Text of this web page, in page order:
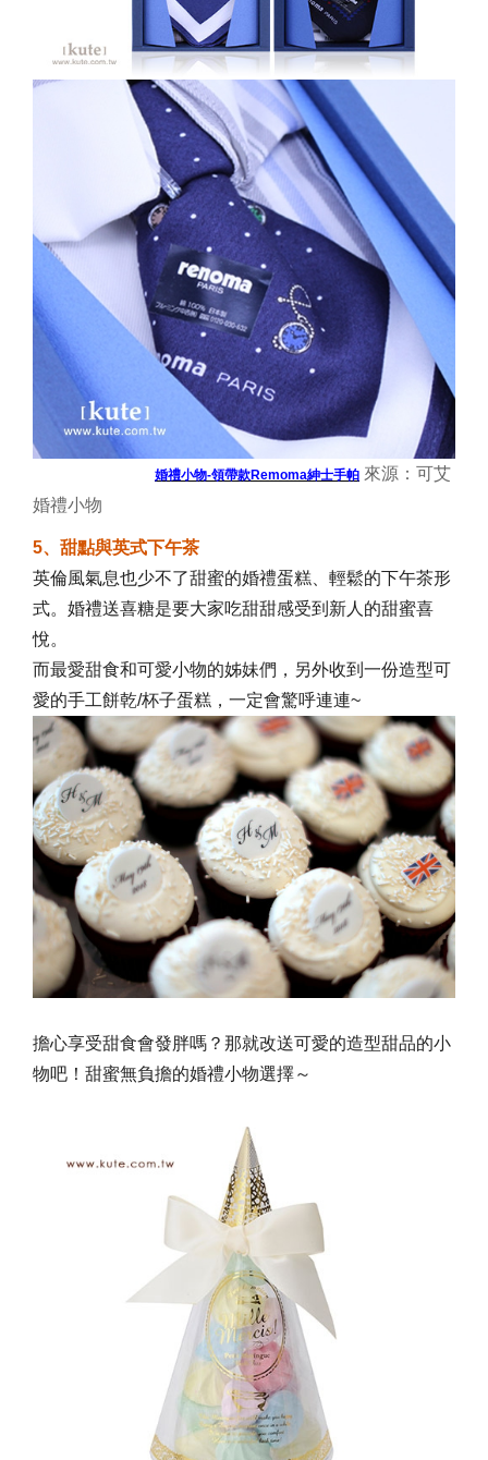
婚禮小物-領帶款Remoma紳士手帕 來源：可艾
婚禮小物
5、甜點與英式下午茶
英倫風氣息也少不了甜蜜的婚禮蛋糕、輕鬆的下午茶形
式。婚禮送喜糖是要大家吃甜甜感受到新人的甜蜜喜
悅。
而最愛甜食和可愛小物的姊妹們，另外收到一份造型可
愛的手工餅乾/杯子蛋糕，一定會驚呼連連~
擔心享受甜食會發胖嗎？那就改送可愛的造型甜品的小
物吧！甜蜜無負擔的婚禮小物選擇～